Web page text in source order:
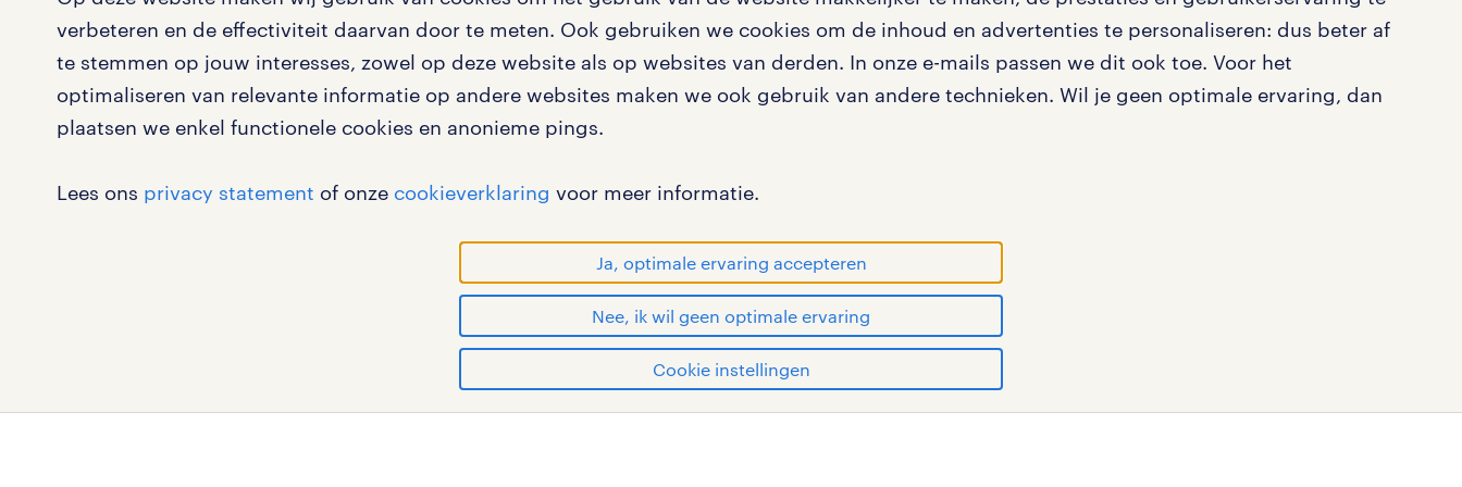
verbeteren en de effectiviteit daarvan door te meten. Ook gebruiken we cookies om de inhoud en advertenties te personaliseren: dus beter af
te stemmen op jouw interesses, zowel op deze website als op websites van derden. In onze e-mails passen we dit ook toe. Voor het
optimaliseren van relevante informatie op andere websites maken we ook gebruik van andere technieken. Wil je geen optimale ervaring, dan
plaatsen we enkel functionele cookies en anonieme pings.
Lees ons privacy statement of onze cookieverklaring voor meer informatie.
Ja, optimale ervaring accepteren
Nee, ik wil geen optimale ervaring
Cookie instellingen
vacatures in andere vakgebieden in delft om te
ontdekken
horeca- en catering vacatures in Delft
administratieve vacatures in Delft
vacatures bij de overheid in andere steden
arbeidsvoorwaarden
blogs en artikelen
pers
klachten en misstanden
werken bij randstad gebruikersvoorwaarden privacystatement